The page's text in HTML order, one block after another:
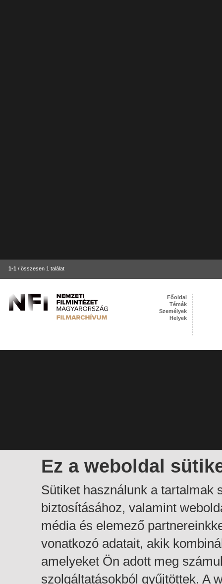
1-1 / összesen 1 találat
Ez a weboldal
Sütiket használunk a tartalmak
biztosításához, valamint
média és elemező
vonatkozó adatait, akik
amelyeket Ön adott meg
szolgáltatásokból gyűjtöttek. A
Főoldal
Témák
Személyek
Helyek